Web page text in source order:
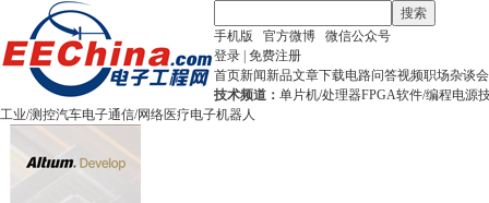
搜索
手机版
官方微博
微信公众号
登录 免费注册
首页新闻新品文章下载电路问答视频职场杂谈
技术频道： 单片机/处理器FPGA软件/编程电源
工业/测控汽车电子通信/网络医疗电子机器人